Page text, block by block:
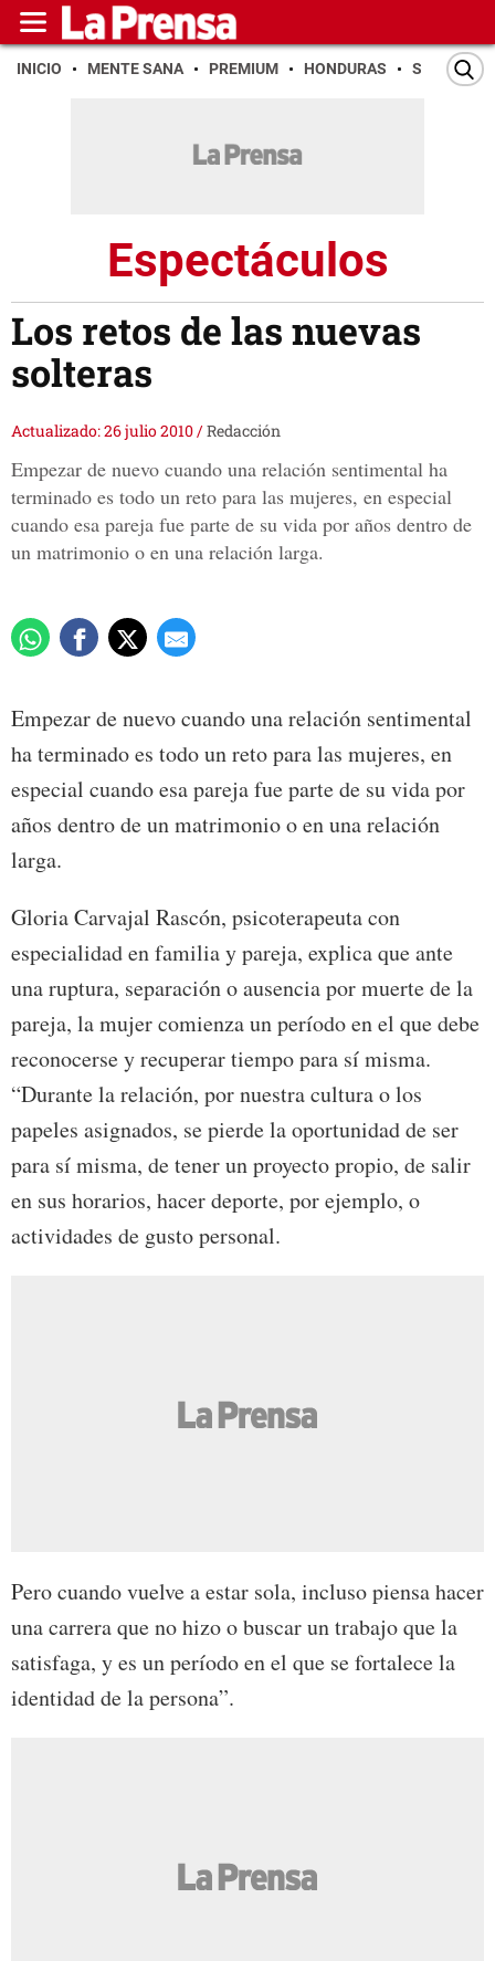
INICIO MENTE SANA PREMIUM HONDURAS SAN PEDRO
Espectáculos
Los retos de las nuevas
solteras
Actualizado: 26 julio 2010/Redacción
Empezar de nuevo cuando una relación sentimental ha
terminado es todo un reto para las mujeres, en especial
cuando esa pareja fue parte de su vida por años dentro de
un matrimonio o en una relación larga.
Empezar de nuevo cuando una relación sentimental
ha terminado es todo un reto para las mujeres, en
especial cuando esa pareja fue parte de su vida por
años dentro de un matrimonio o en una relación
larga.
Gloria Carvajal Rascón, psicoterapeuta con
especialidad en familia y pareja, explica que ante
una ruptura, separación o ausencia por muerte de la
pareja, la mujer comienza un período en el que debe
reconocerse y recuperar tiempo para sí misma.
“Durante la relación, por nuestra cultura o los
papeles asignados, se pierde la oportunidad de ser
para sí misma, de tener un proyecto propio, de salir
en sus horarios, hacer deporte, por ejemplo, o
actividades de gusto personal.
Pero cuando vuelve a estar sola, incluso piensa hacer
una carrera que no hizo o buscar un trabajo que la
satisfaga, y es un período en el que se fortalece la
identidad de la persona”.